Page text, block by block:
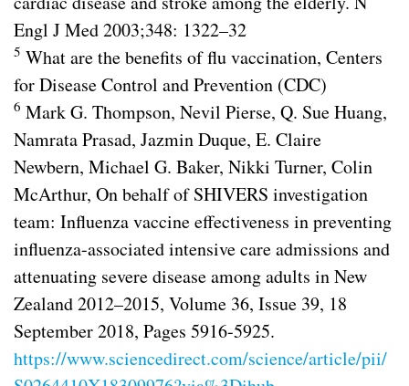
Engl J Med 2003;348: 1322–32
5 What are the benefits of flu vaccination, Centers
for Disease Control and Prevention (CDC)
6 Mark G. Thompson, Nevil Pierse, Q. Sue Huang,
Namrata Prasad, Jazmin Duque, E. Claire
Newbern, Michael G. Baker, Nikki Turner, Colin
McArthur, On behalf of SHIVERS investigation
team: Influenza vaccine effectiveness in preventing
influenza-associated intensive care admissions and
attenuating severe disease among adults in New
Zealand 2012–2015, Volume 36, Issue 39, 18
September 2018, Pages 5916-5925.
https://www.sciencedirect.com/science/article/pii/